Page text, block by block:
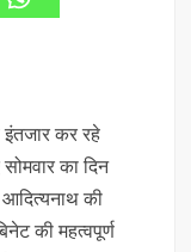
इंतजार कर रहे
का दिन
की
की महत्वपूर्ण